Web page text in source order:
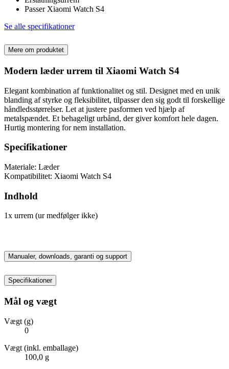
Passer Xiaomi Watch S4
Se alle specifikationer
Mere om produktet
Modern læder urrem til Xiaomi Watch S4
Elegant kombination af funktionalitet og stil. Designet med en unik
blanding af styrke og fleksibilitet, tilpasser den sig godt til forskellige
håndledsstørrelser. Let at justere pasformen ved hjælp af
metalspændet. Et behageligt urbånd, der giver komfort hele dagen.
Hurtig montering for nem installation.
Specifikationer
Materiale: Læder
Kompatibilitet: Xiaomi Watch S4
Indhold
1x urrem (ur medfølger ikke)
Manualer, downloads, garanti og support
Specifikationer
Mål og vægt
Vægt (g)
0
Vægt (inkl. emballage)
100,0 g